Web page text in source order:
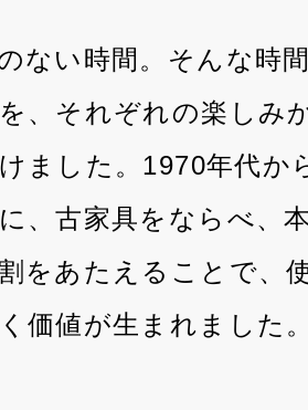
ない時間。そんな時
、それぞれの楽しみ
ました。1970年代か
、古家具をならべ、
をあたえることで、
価値が生まれました